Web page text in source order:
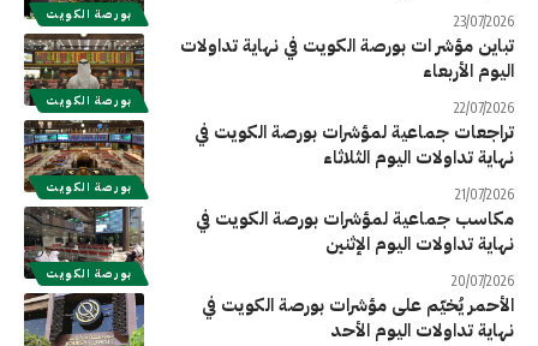
بورصة الكويت 23/07/2026
بورصة الكويت
تباين مؤشر ات بورصة الكويت في نهاية تداولات
اليوم الأربعاء
22/07/2026
بورصة الكويت
تراجعات جماعية لمؤشرات بورصة الكويت في
نهاية تداولات اليوم الثلاثاء
21/07/2026
بورصة الكويت
مكاسب جماعية لمؤشرات بورصة الكويت في
نهاية تداولات اليوم الإثنين
20/07/2026
الأحمر يُخيّم على مؤشرات بورصة الكويت في
نهاية تداولات اليوم الأحد